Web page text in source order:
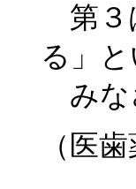
第３
る」
みな
（医